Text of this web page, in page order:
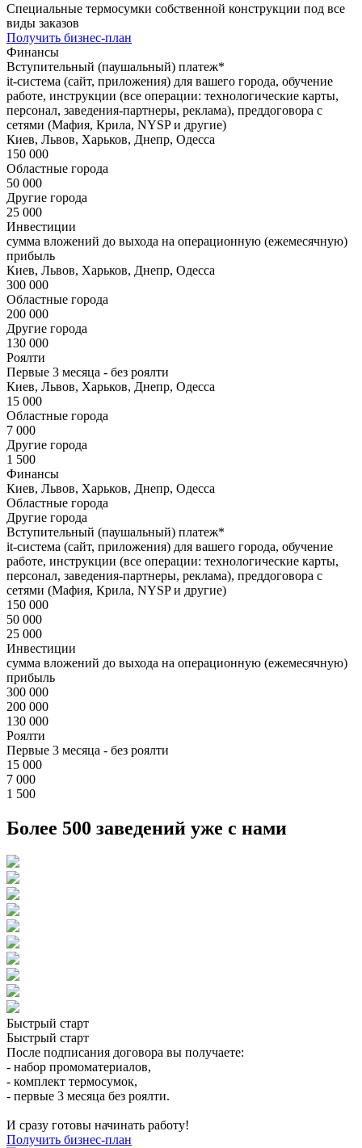
Специальные термосумки собственной конструкции под все
виды заказов
Получить бизнес-план
Финансы
Вступительный (паушальный) платеж*
it-система (сайт, приложения) для вашего города, обучение
работе, инструкции (все операции: технологические карты,
персонал, заведения-партнеры, реклама), преддоговора с
сетями (Мафия, Крила, NYSP и другие)
Киев, Львов, Харьков, Днепр, Одесса
150 000
Областные города
50 000
Другие города
25 000
Инвестиции
сумма вложений до выхода на операционную (ежемесячную)
прибыль
Киев, Львов, Харьков, Днепр, Одесса
300 000
Областные города
200 000
Другие города
130 000
Роялти
Первые 3 месяца - без роялти
Киев, Львов, Харьков, Днепр, Одесса
15 000
Областные города
7 000
Другие города
1 500
Финансы
Киев, Львов, Харьков, Днепр, Одесса
Областные города
Другие города
Вступительный (паушальный) платеж*
it-система (сайт, приложения) для вашего города, обучение
работе, инструкции (все операции: технологические карты,
персонал, заведения-партнеры, реклама), преддоговора с
сетями (Мафия, Крила, NYSP и другие)
150 000
50 000
25 000
Инвестиции
сумма вложений до выхода на операционную (ежемесячную)
прибыль
300 000
200 000
130 000
Роялти
Первые 3 месяца - без роялти
15 000
7 000
1 500
Более 500 заведений уже с нами
Быстрый старт
Быстрый старт
После подписания договора вы получаете:
- набор промоматериалов,
- комплект термосумок,
- первые 3 месяца без роялти.
И сразу готовы начинать работу!
Получить бизнес-план